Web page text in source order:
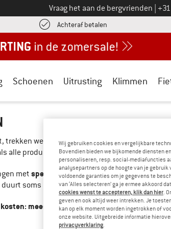
Vraag het aan de bergvrienden Bel
Achteraf betalen vind de
Schoenen Uitrusting Klimmen
trekken we een sprintje om jouw pakket zo
alle producten op voorraad zijn. Het duurt
met speciale artikelen(zoals tenten,
soms iets langer, omdat deze artikelen
meestal hoef je die niet te betalen!
Wij gebruiken cookies en vergelijkbare
Bovendien bieden we bijkomende diensten
personaliseren, resp. social-mediafuncties
analysepartners op de hoogte van je
voldoende garanties om je gegevens te
van ‘Alles selecteren’ ga je ermee akkoord
cookies wenst te accepteren, klik dan hier .
geven en ook altijd weer intrekken. Je
kan op elk moment worden ingetrokken of
onze website. Uitgebreide informatie
privacyverklaring